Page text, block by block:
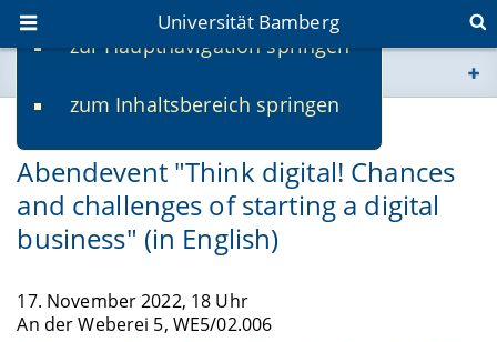
zur Hauptnavigation springen
zum Inhaltsbereich springen
Universität Bamberg
www.uni-bamberg.de
univis.uni-bamberg.de
fis.uni-bamberg.de
Abendevent "Think digital! Chances
and challenges of starting a digital
business" (in English)
17. November 2022, 18 Uhr
An der Weberei 5, WE5/02.006